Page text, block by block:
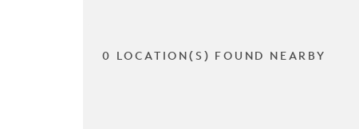
0 LOCATION(S) FOUND NEARBY